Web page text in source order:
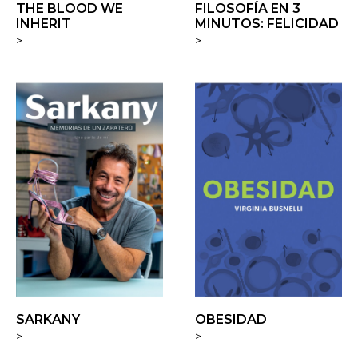
THE BLOOD WE
INHERIT
>
FILOSOFÍA EN 3
MINUTOS: FELICIDAD
>
SARKANY
>
OBESIDAD
>